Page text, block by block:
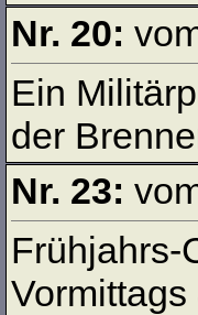
Nr. 20:
Ein
der
Nr. 23:
Frühjahrs-